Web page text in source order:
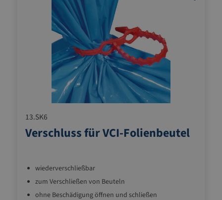
13.SK6
Verschluss für VCI-Folienbeutel
wiederverschließbar
zum Verschließen von Beuteln
ohne Beschädigung öffnen und schließen